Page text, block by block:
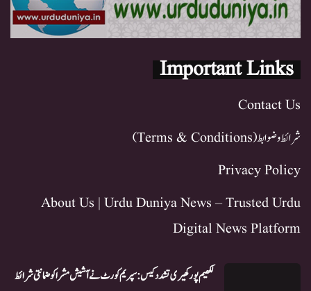
Important Links
Contact Us
شرائط و ضوابط (Terms & Conditions)
Privacy Policy
About Us | Urdu Duniya News – Trusted Urdu
Digital News Platform
لکھیم پور کھیری تشدد کیس: سپریم کورٹ نے آشیش مشرا کو ضمانتی شرائط